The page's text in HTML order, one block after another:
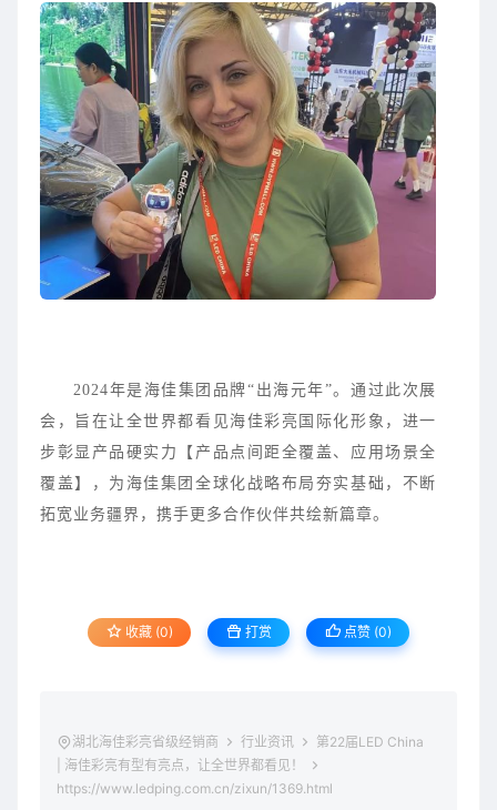
2024年是海佳集团品牌“出海元年”。通过此次展
会，旨在让全世界都看见海佳彩亮国际化形象，进一
步彰显产品硬实力【产品点间距全覆盖、应用场景全
覆盖】，为海佳集团全球化战略布局夯实基础，不断
拓宽业务疆界，携手更多合作伙伴共绘新篇章。
收藏 (0) 打赏 点赞 (0)
湖北海佳彩亮省级经销商 行业资讯
第22届LED China
| 海佳彩亮有型有亮点，让全世界都看见！
https://www.ledping.com.cn/zixun/1369.html